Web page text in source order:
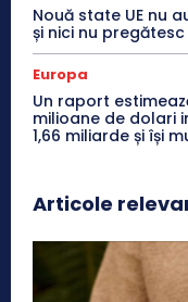
Nouă state UE nu
și nici nu
Europa
Un raport
milioane de dolari
1,66 miliarde și își
Articole